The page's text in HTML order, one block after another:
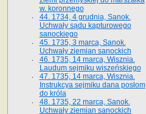
w. koronnego
44. 1734, 4 grudnia, Sanok.
Uchwały sądu kapturowego
sanockiego
45. 1735, 3 marca, Sanok.
Uchwały ziemian sanockich
46. 1735, 14 marca, Wisznia.
Laudum sejmiku wiszeńskiego
47. 1735, 14 marca, Wisznia.
Instrukcya sejmiku dana posłom
do króla
48. 1735, 22 marca, Sanok.
Uchwały ziemian sanockich